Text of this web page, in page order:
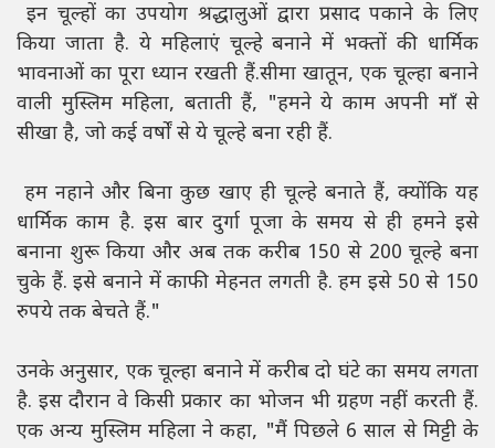
इन चूल्हों का उपयोग श्रद्धालुओं द्वारा प्रसाद पकाने के लिए
किया जाता है. ये महिलाएं चूल्हे बनाने में भक्तों की धार्मिक
भावनाओं का पूरा ध्यान रखती हैं.सीमा खातून, एक चूल्हा बनाने
वाली मुस्लिम महिला, बताती हैं, "हमने ये काम अपनी माँ से
सीखा है, जो कई वर्षों से ये चूल्हे बना रही हैं.
हम नहाने और बिना कुछ खाए ही चूल्हे बनाते हैं, क्योंकि यह
धार्मिक काम है. इस बार दुर्गा पूजा के समय से ही हमने इसे
बनाना शुरू किया और अब तक करीब 150 से 200 चूल्हे बना
चुके हैं. इसे बनाने में काफी मेहनत लगती है. हम इसे 50 से 150
रुपये तक बेचते हैं."
उनके अनुसार, एक चूल्हा बनाने में करीब दो घंटे का समय लगता
है. इस दौरान वे किसी प्रकार का भोजन भी ग्रहण नहीं करती हैं.
एक अन्य मुस्लिम महिला ने कहा, "मैं पिछले 6 साल से मिट्टी के